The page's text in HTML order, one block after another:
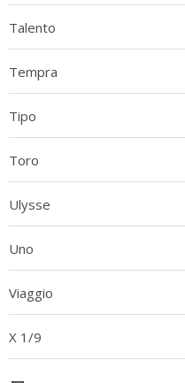
Talento
Tempra
Tipo
Toro
Ulysse
Uno
Viaggio
X 1/9